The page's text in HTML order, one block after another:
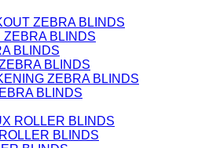
ZEBRA BLINDS
ZEBRA BLINDS
BLINDS
BLINDS
ZEBRA BLINDS
BLINDS
ROLLER BLINDS
BLINDS